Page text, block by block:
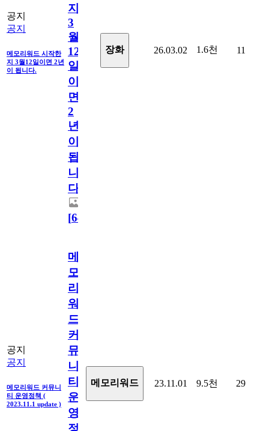
공지
공지
메모리워드 시작한
지 3월12일이면 2년
이 됩니다.
지
3
월
12
일
이
면
2
년
이
됩
니
다.
[64
장화 26.03.02 1.6천 11
공지
공지
메모리워드 커뮤니
티 운영정책 (
2023.11.1 update )
메
모
리
워
드
커
뮤
니
티
운
영
정
메모리워드 23.11.01 9.5천 29